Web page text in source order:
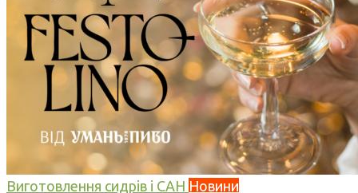
Виготовлення сидрів і САН Новини